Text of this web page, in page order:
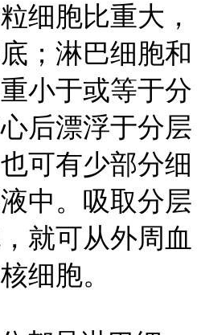
细胞比重大，
；淋巴细胞和
小于或等于分
后漂浮于分层
可有少部分细
中。吸取分层
就可从外周血
细胞。